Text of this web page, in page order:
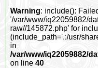
Warning: include():
'/var/www/iq22059882/
raw//145872.php' for
(include_path='.:/usr/
in
/var/www/iq22059882/
on line 40